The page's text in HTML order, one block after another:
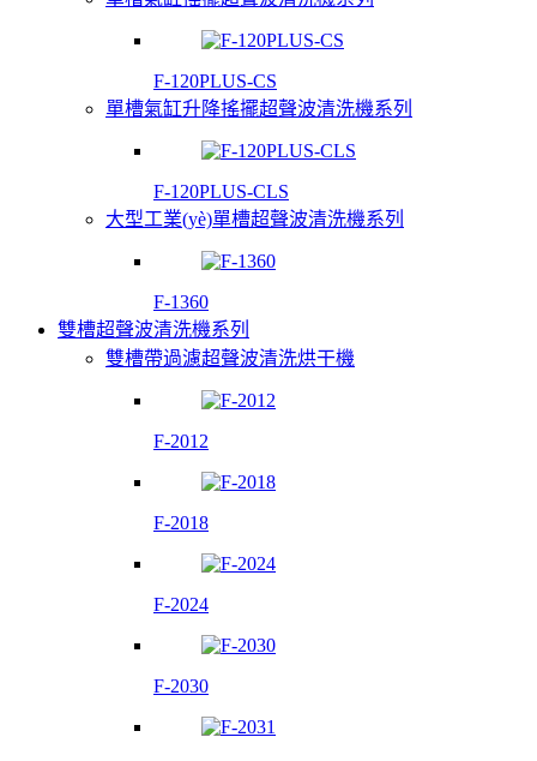
F-120PLUS-CS
單槽氣缸升降搖擺超聲波清洗機系列
F-120PLUS-CLS
大型工業(yè)單槽超聲波清洗機系列
F-1360
雙槽超聲波清洗機系列
雙槽帶過濾超聲波清洗烘干機
F-2012
F-2018
F-2024
F-2030